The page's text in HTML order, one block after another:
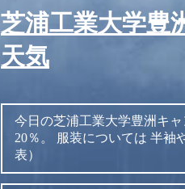
芝浦工業大学豊
天気
今日の芝浦工業大学豊洲キ
20％。
服装については 半袖
表）